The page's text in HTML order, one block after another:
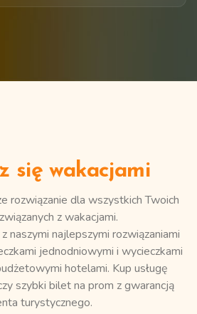
się wakacjami
rozwiązanie dla wszystkich Twoich
z wakacjami.
naszymi najlepszymi rozwiązaniami
jednodniowymi i wycieczkami
hotelami. Kup usługę
szybki bilet na prom z gwarancją
turystycznego.